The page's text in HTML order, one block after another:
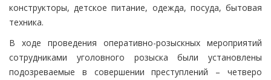
конструкторы, детское питание, одежда, посуда, бытовая
техника.
В ходе проведения оперативно-розыскных мероприятий
сотрудниками уголовного розыска были установлены
подозреваемые в совершении преступлений – четверо